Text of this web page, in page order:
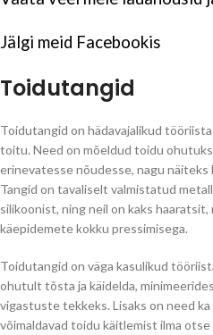
Jälgi meid Facebookis
Toidutangid
Toidutangid on hädavajalikud
toitu. Need on mõeldud toidu
erinevatesse nõudesse, nagu näiteks
Tangid on tavaliselt valmistatud
silikoonist, ning neil on kaks haaratsit,
käepidemete kokku pressimisega.
Toidutangid on väga kasulikud
ohutult tõsta ja käidelda,
vigastuste tekkeks. Lisaks on need
võimaldavad toidu käitlemist ilma